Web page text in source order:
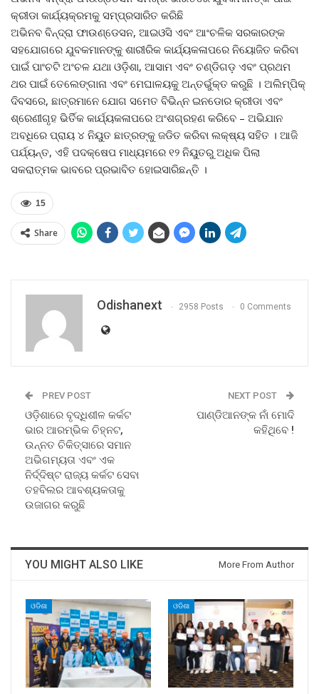
କ୍ରୀଡା କାର୍ଯ୍ୟକ୍ରମକୁ ସମ୍ପ୍ରସାରିତ କରିଛି
ଅଭିନବ ବିନ୍ଦ୍ରା ଫାଉଣ୍ଡେସନ, ଆଇଓସି ଏବଂ ଆଂଚଳିକ ସରକାରଙ୍କ
ସହଯୋଗରେ ଯୁବକମାନଙ୍କୁ ଶାରୀରିକ କାର୍ଯ୍ୟକଳାପରେ ନିୟୋଜିତ କରିବା
ପାଇଁ ପାଂଚଟି ଅଂଚଳ ଯଥା ଓଡ଼ିଶା, ଆସାମ ଏବଂ ଚଣ୍ଡିଗଡ଼ ଏବଂ ପ୍ରଥମ
ଥର ପାଇଁ ତେଲେଙ୍ଗାନା ଏବଂ ମେଘାଳୟକୁ ଅନ୍ତର୍ଭୁକ୍ତ କରୁଛି । ଅଲିମ୍ପିକ୍
ଦିବସରେ, ଛାତ୍ରମାନେ ଯୋଗ ସମେତ ବିଭିନ୍ନ ଇନଡୋର କ୍ରୀଡା ଏବଂ
ଶ୍ରେଣୀଗୃହ ଭିର୍ତିକ କାର୍ଯ୍ୟକଳାପରେ ଅଂଶଗ୍ରହଣ କରିବେ – ଅଭିଯାନ
ଅବଧିରେ ପ୍ରାୟ ୪ ନିୟୁତ ଛାତ୍ରଙ୍କୁ ଜଡିତ କରିବା ଲକ୍ଷ୍ୟ ସହିତ । ଆଜି
ପର୍ଯ୍ୟନ୍ତ, ଏହି ପଦକ୍ଷେପ ମାଧ୍ୟମରେ ୧୨ ନିୟୁତରୁ ଅଧିକ ପିଲା
ସକରାତ୍ମକ ଭାବରେ ପ୍ରଭାବିତ ହୋଇସାରିଛନ୍ତି ।
15
Share
Odishanext 2958 Posts 0 Comments
PREV POST
ଓଡ଼ିଶାରେ ବୃଦ୍ଧିଶୀଳ କର୍କଟ
ଭାର ଆରମ୍ଭିକ ଚିହ୍ନଟ,
ଉନ୍ନତ ଚିକିତ୍ସାରେ ସମାନ
ଅଭିଗମ୍ୟତା ଏବଂ ଏକ
ନିର୍ଦ୍ଦିଷ୍ଟ ରାଜ୍ୟ କର୍କଟ ସେବା
ତହବିଲର ଆବଶ୍ୟକତାକୁ
ଉଜାଗର କରୁଛି
NEXT POST
ପାଣ୍ଡିଆନଙ୍କ ନାଁ ମୋଦି
କହିଥିବେ !
YOU MIGHT ALSO LIKE More From Author
ଓଡିଶା ଓଡିଶା